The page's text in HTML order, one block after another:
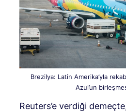
Brezilya: Latin Amerika’yla
Azul’un
Reuters’e verdiği